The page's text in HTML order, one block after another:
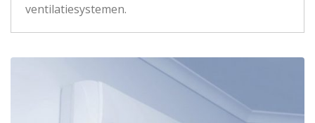
ventilatiesystemen.